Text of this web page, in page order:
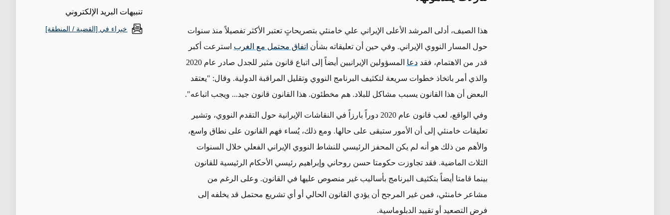
هذا الصيف، أدلى المرشد الأعلى الإيراني علي خامنئي بتصريحاتٍ تعتبر الأكثر تفصيلاً منذ سنوات
حول المسار النووي الإيراني. وفي حين أن تعليقاته بشأن اتفاق محتمل مع الغرب استرعت أكبر
قدر من الاهتمام، فقددعا
المسؤولين الإيرانيين أيضاً إلى اتباع قانون مثير للجدل صادر عام 2020
و الذي أمر باتخاذ خطوات سريعة لتكثيف البرنامج النووي وتقليل المراقبة الدولية. وقال: "يعتقد
البعض أن هذا القانون يسبب مشاكل للبلاد. هم مخطئون. هذا القانون قانون جيد... ويجب اتباعه".
وفي الواقع، لعب قانون عام 2020 دوراً بارزاً في النقاشات الإيرانية حول التقدم النووي، وتشير
تعليقات خامنئي إلى أن الأمور ستبقى على حالها. ومع ذلك،يُساء فهم القانون على نطاق واسع،
والأهم من ذلك هو أنه لم يكن المحفز الرئيسي للنشاط النووي الإيراني الفعلي خلال السنوات
الثلاث الماضية. فقد تجاوزت حكومتا حسن روحاني وإبراهيم رئيسي الأحكام الرئيسية للقانون
بينما قامتا أيضاً بتكثيف البرنامج بأساليب غير منصوص عليها في القانون. وعلى الرغم من
مشاعر خامنئي، فمن غير المرجح أن يؤدي القانون الحالي أو أيتشريع محتمل قد يخلفه إلى
فرض التصعيد أو تقييد الدبلوماسية.
تنبيهات البريد الإلكتروني
خبراء في [القضية / المنطقة]